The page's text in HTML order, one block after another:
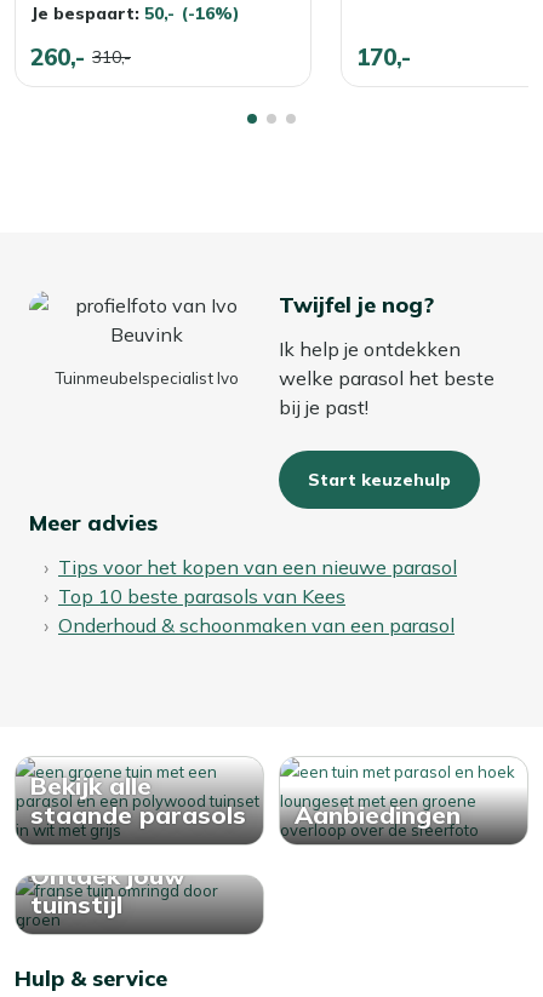
Je bespaart: 50,- (-16%)
260,- 310,- 170,-
Tuinmeubelspecialist Ivo
Twijfel je nog?
Ik help je ontdekken
welke parasol het beste
bij je past!
Start keuzehulp
Meer advies
Tips voor het kopen van een nieuwe parasol
Top 10 beste parasols van Kees
Onderhoud & schoonmaken van een parasol
Bekijk alle
staande parasols
Aanbiedingen
Ontdek jouw
tuinstijl
Hulp & service